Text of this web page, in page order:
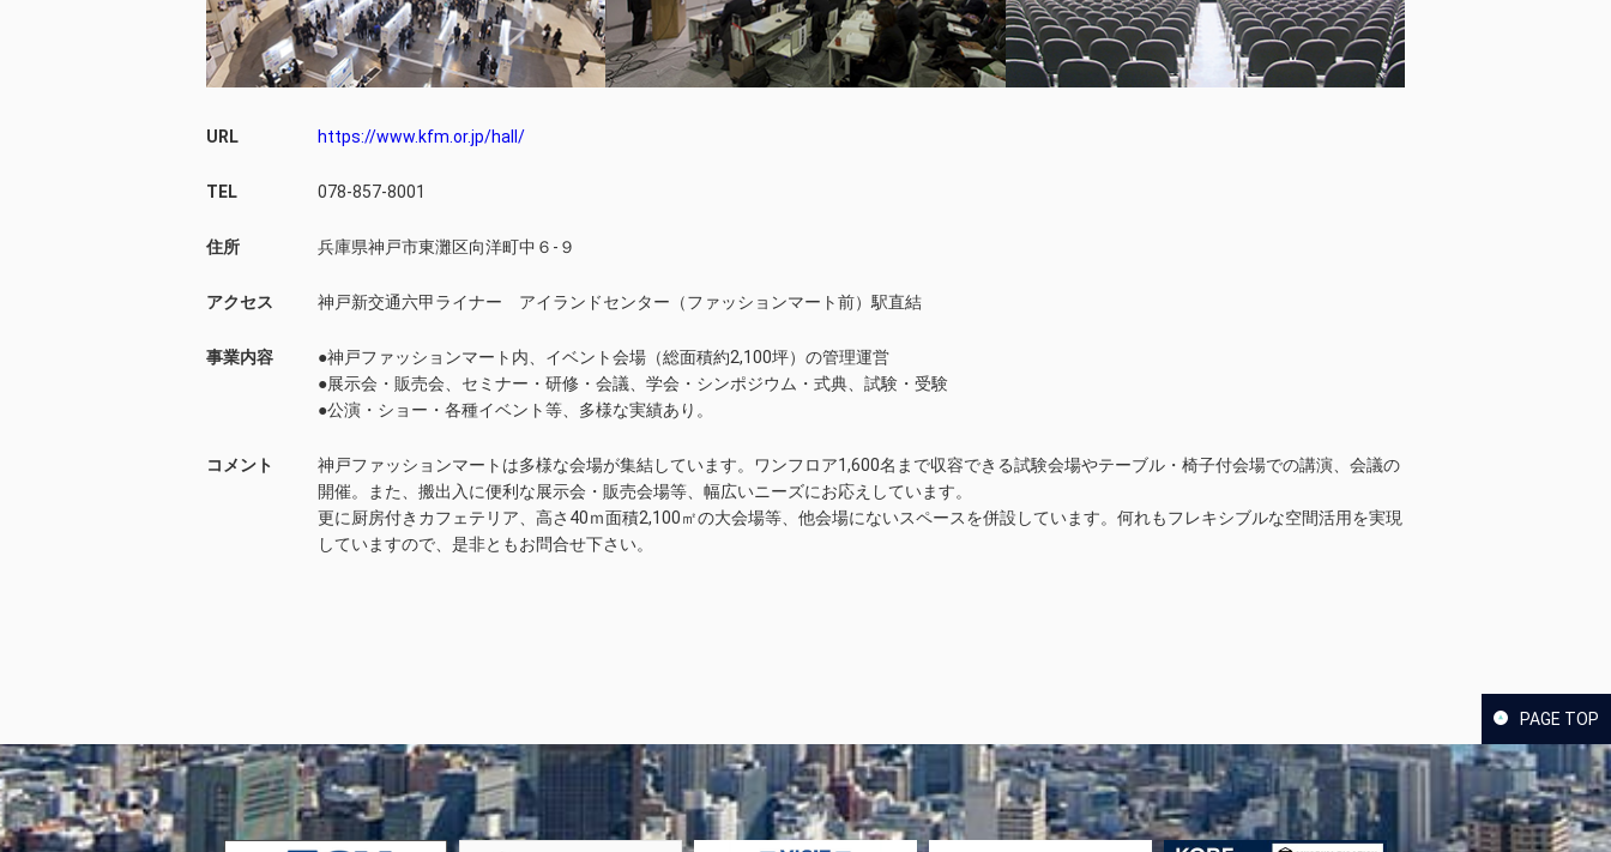
URL https://www.kfm.or.jp/hall/
TEL 078-857-8001
住所 兵庫県神戸市東灘区向洋町中６-９
アクセス 神戸新交通六甲ライナー アイランドセンター（ファッションマート前）駅直結
事業内容
●神戸ファッションマート内、イベント会場（総面積約2,100坪）の管理運営
●展示会・販売会、セミナー・研修・会議、学会・シンポジウム・式典、試験・受験
●公演・ショー・各種イベント等、多様な実績あり。
コメント
神戸ファッションマートは多様な会場が集結しています。ワンフロア1,600名まで収容できる試験会場やテーブル・椅子付会場での講演、会議の
開催。また、搬出入に便利な展示会・販売会場等、幅広いニーズにお応えしています。
更に厨房付きカフェテリア、高さ40ｍ面積2,100㎡の大会場等、他会場にないスペースを併設しています。何れもフレキシブルな空間活用を実現
していますので、是非ともお問合せ下さい。
PAGE TOP